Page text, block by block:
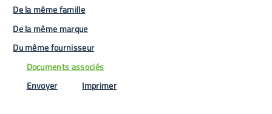
De la même famille
De la même marque
Du même fournisseur
Documents associés
Envoyer
Imprimer